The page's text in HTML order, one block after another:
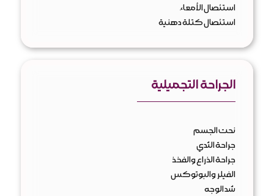
استئصال الأمعاء
استئصال كتلة دهنية
الجراحة التجميلية
نحت الجسم
جراحة الثدي
جراحة الذراع والفخذ
الفيلر والبوتوكس
شد الوجه